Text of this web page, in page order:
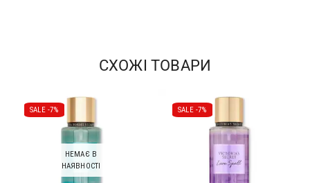
СХОЖІ ТОВАРИ
SALE -7%
НЕМАЄ В
НАЯВНОСТІ
SALE -7%